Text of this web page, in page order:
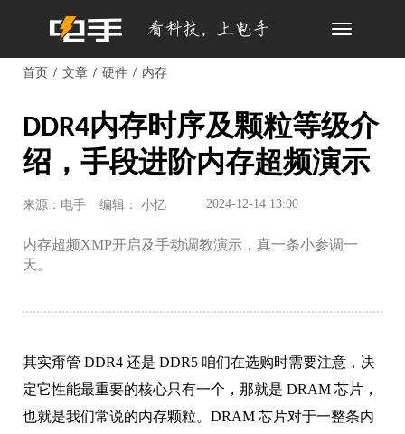
Toggle
首页 文章 硬件 内存
DDR4内存时序及颗粒等级介
绍，手段进阶内存超频演示
来源：电手 编辑： 小忆 2024-12-14 13:00
内存超频XMP开启及手动调教演示，真一条小参调一
天。
其实甭管 DDR4 还是 DDR5 咱们在选购时需要注意，决
定它性能最重要的核心只有一个，那就是 DRAM 芯片，
也就是我们常说的内存颗粒。 DRAM 芯片对于一整条内